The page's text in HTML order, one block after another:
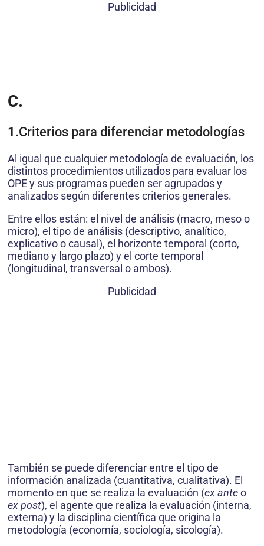
Publicidad
C.
1.Criterios para diferenciar metodologías
Al igual que cualquier metodología de evaluación, los
distintos procedimientos utilizados para evaluar los
OPE y sus programas pueden ser agrupados y
analizados según diferentes criterios generales.
Entre ellos están: el nivel de análisis (macro, meso o
micro), el tipo de análisis (descriptivo, analítico,
explicativo o causal), el horizonte temporal (corto,
mediano y largo plazo) y el corte temporal
(longitudinal, transversal o ambos).
Publicidad
También se puede diferenciar entre el tipo de
información analizada (cuantitativa, cualitativa). El
momento en que se realiza la evaluación (ex anteo
ex post), el agente que realiza la evaluación (interna,
externa) y la disciplina científica que origina la
metodología (economía, sociología, sicología).